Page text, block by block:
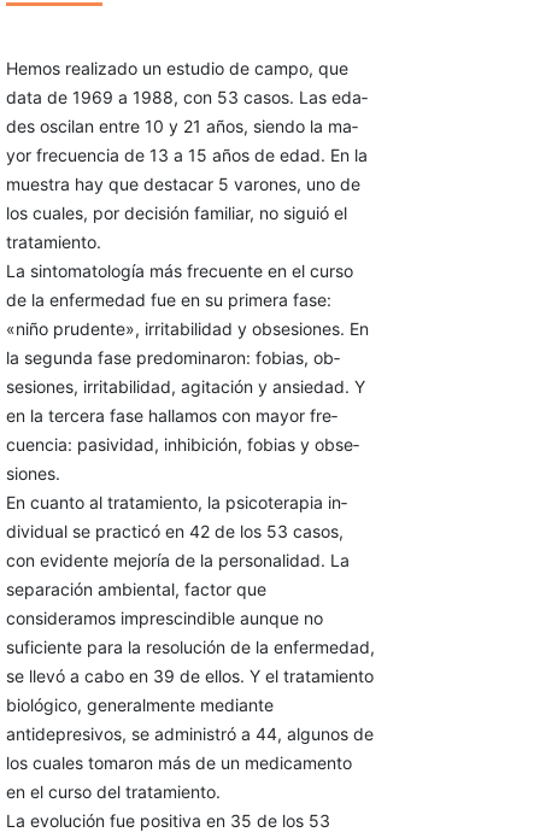
Hemos realizado un estudio de campo, que
data de 1969 a 1988, con 53 casos. Las eda­
des oscilan entre 10 y 21 años, siendo la ma­
yor frecuencia de 13 a 15 años de edad. En la
muestra hay que destacar 5 varones, uno de
los cuales, por decisión familiar, no siguió el
tratamiento.
La sintomatología más frecuente en el cur­so
de la enfermedad fue en su primera fase:
«niño prudente», irritabilidad y obsesiones. En
la segunda fase predominaron: fobias, ob­
sesiones, irritabilidad, agitación y ansiedad. Y
en la tercera fase hallamos con mayor fre­
cuencia: pasividad, inhibición, fobias y obse­
siones.
En cuanto al tratamiento, la psicoterapia in­
dividual se practicó en 42 de los 53 casos,
con evidente mejoría de la personalidad. La
sepa­ración ambiental, factor que
consideramos imprescindible aunque no
suficiente para la re­solución de la enfermedad,
se llevó a cabo en 39 de ellos. Y el tratamiento
biológico, gene­ralmente mediante
antidepresivos, se adminis­tró a 44, algunos de
los cuales tomaron más de un medicamento
en el curso del tratamien­to.
La evolución fue positiva en 35 de los 53